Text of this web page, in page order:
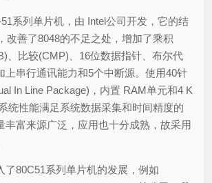
系列单片机，由 Intel公司开发，它的结
改善了8048的不足之处，增加了乘积
、比较(CMP)、16位数据指针、布尔代
上串行通讯能力和5个中断源。使用40针
In Line Package)，内置 RAM单元和4 K
统性能满足系统数据采集和时间精度的
丰富来源广泛，应用也十分成熟，故采用
了80C51系列单片机的发展，例如